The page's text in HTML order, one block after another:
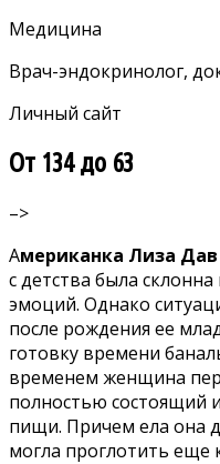
Медицина
Врач-эндокринолог,
Личный сайт
От 134 до 63
–>
Американка Лиза Дав
с детства была
эмоций. Однако
после рождения ее
готовку времени
временем женщина
полностью состоящий
пищи. Причем ела она
могла проглотить еще